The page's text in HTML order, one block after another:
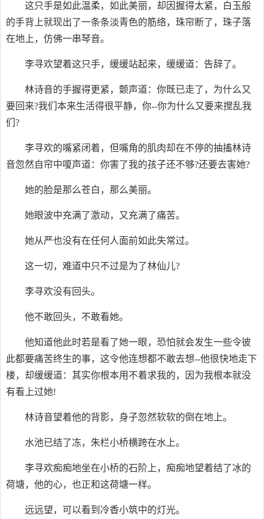
这只手是如此温柔，如此美丽，却因握得太紧，白玉般
的手背上就现出了一条条淡青色的筋络，珠帘断了，珠子落
在地上，仿佛一串琴音。
李寻欢望着这只手，缓缓站起来，缓缓道：告辞了。
林诗音的手握得更紧，颤声道：你既已走了，为什么又
要回来?我们本来生活得很平静，你--你为什么又要来搅乱我
们?
李寻欢的嘴紧闭着，但嘴角的肌肉却在不停的抽搐林诗
音忽然自帘中嗄声道：你害了我的孩子还不够?还要去害她?
她的脸是那么苍白，那么美丽。
她眼波中充满了激动，又充满了痛苦。
她从严也没有在任何人面前如此失常过。
这一切，难道中只不过是为了林仙儿?
李寻欢没有回头。
他不敢回头，不敢看她。
他知道他此时若是看了她一眼，恐怕就会发生一些令彼
此都要痛苦终生的事，这令他连想都不敢去想--他很快地走下
楼，却缓缓道：其实你根本用不着求我的，因为我根本就没
有看上过她!
林诗音望着他的背影，身子忽然软软的倒在地上。
水池已结了冻，朱栏小桥横跨在水上。
李寻欢痴痴地坐在小桥的石阶上，痴痴地望着结了冰的
荷塘，他的心，也正和这荷塘一样。
远远望，可以看到冷香小筑中的灯光。